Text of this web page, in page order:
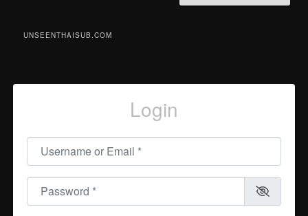
UNSEENTHAISUB.COM
Login
Username or Email
Password